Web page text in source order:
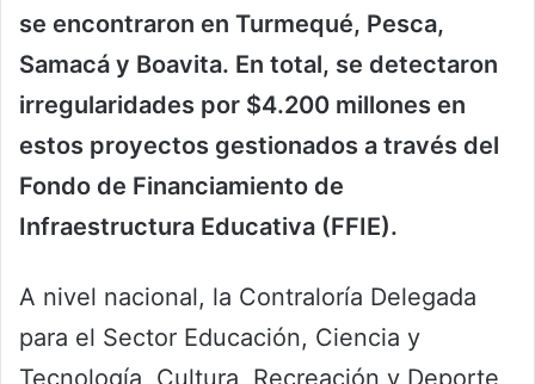
se encontraron en Turmequé, Pesca,
Samacá y Boavita. En total, se detectaron
irregularidades por $4.200 millones en
estos proyectos gestionados a través del
Fondo de Financiamiento de
Infraestructura Educativa (FFIE).
A nivel nacional, la Contraloría Delegada
para el Sector Educación, Ciencia y